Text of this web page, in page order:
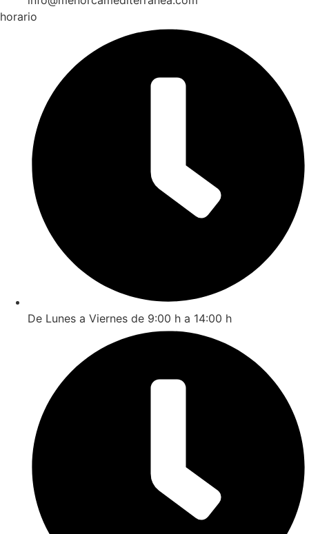
horario
De Lunes a Viernes de 9:00 h a 14:00 h